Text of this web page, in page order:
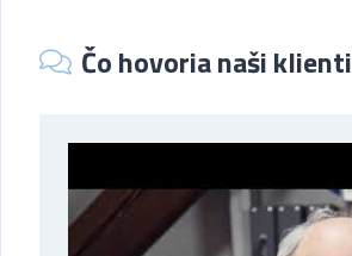
Čo hovoria naši klienti